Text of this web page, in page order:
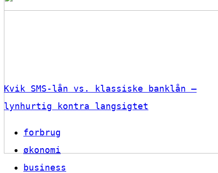
Kvik SMS-lån vs. klassiske banklån –
lynhurtig kontra langsigtet
forbrug
økonomi
business